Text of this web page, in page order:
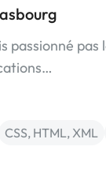
passionné
CSS, HTML, XML